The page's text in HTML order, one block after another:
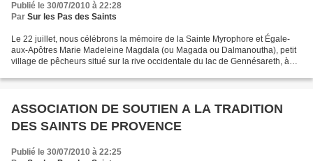
Publié le 30/07/2010 à 22:28
Par Sur les Pas des Saints
Le 22 juillet, nous célébrons la mémoire de la Sainte Myrophore et Égale-
aux-Apôtres Marie Madeleine Magdala (ou Magada ou Dalmanoutha), petit
village de pêcheurs situé sur la rive occidentale du lac de Gennésareth, à
ASSOCIATION DE SOUTIEN A LA TRADITION
DES SAINTS DE PROVENCE
Publié le 30/07/2010 à 22:25